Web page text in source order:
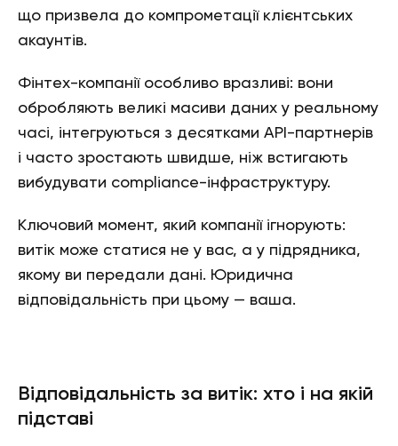
що призвела до компрометації клієнтських
акаунтів.
Фінтех-компанії особливо вразливі: вони
обробляють великі масиви даних у реальному
часі, інтегруються з десятками API-партнерів
і часто зростають швидше, ніж встигають
вибудувати compliance-інфраструктуру.
Ключовий момент, який компанії ігнорують:
витік може статися не у вас, а у підрядника,
якому ви передали дані. Юридична
відповідальність при цьому — ваша.
Відповідальність за витік: хто і на якій
підставі